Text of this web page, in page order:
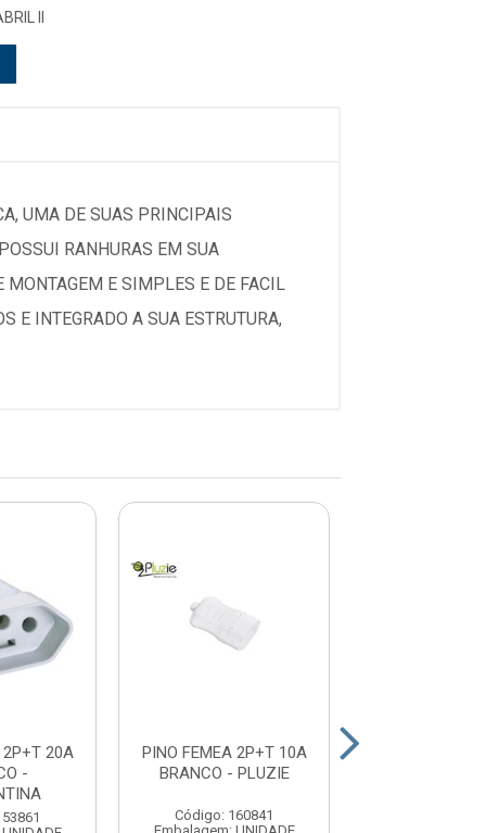
II
UMA DE SUAS PRINCIPAIS
RANHURAS EM SUA
MONTAGEM E SIMPLES E DE FACIL
E INTEGRADO A SUA ESTRUTURA,
2P+T 20A
-
PINO FEMEA 2P+T 10A
BRANCO - PLUZIE
Código: 160841